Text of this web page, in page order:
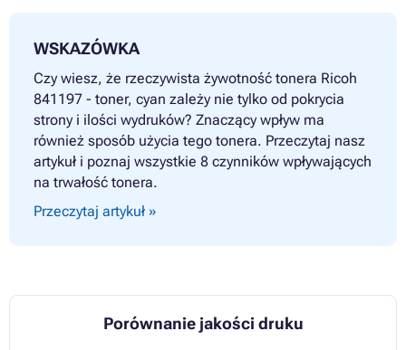
WSKAZÓWKA
Czy wiesz, że rzeczywista żywotność tonera Ricoh
841197 - toner, cyan zależy nie tylko od pokrycia
strony i ilości wydruków? Znaczący wpływ ma
również sposób użycia tego tonera. Przeczytaj nasz
artykuł i poznaj wszystkie 8 czynników wpływających
na trwałość tonera.
Przeczytaj artykuł »
Porównanie jakości druku